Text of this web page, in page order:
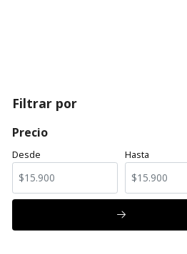
Filtrar por
Precio
Desde Hasta